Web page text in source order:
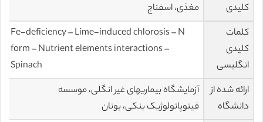
کلیدی
مغذی، اسفناج
کلمات
کلیدی
انگلیسی
Fe-deficiency – Lime-induced chlorosis – N
form – Nutrient elements interactions –
Spinach
ارائه شده از
دانشگاه
آزمایشگاه بیماریهای غیر انگلی، موسسه
فیتوپاتولوژیک بنکی، یونان